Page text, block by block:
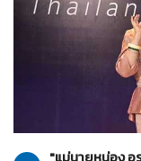
"แม่นายหน่อง